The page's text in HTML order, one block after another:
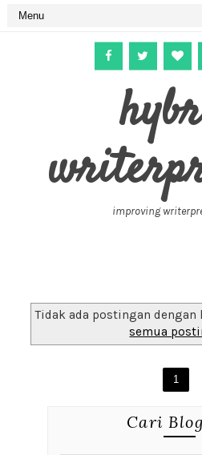
improving
Tidak ada postingan dengan
semua
1
Cari